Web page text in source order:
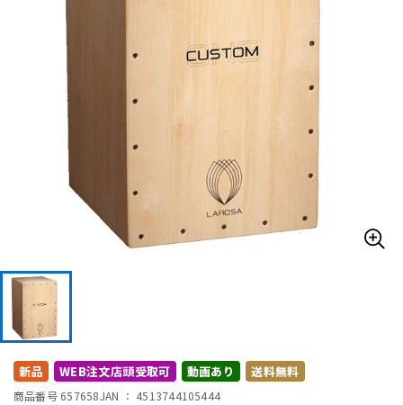
電子ピアノ
その他楽器
アンプ
配信/ライブ機器
新品 WEB注文店頭受取可 動画あり 送料無料
商品番号 657658JAN ： 4513744105444